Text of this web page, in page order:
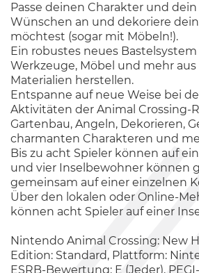
Passe deinen Charakter und
Wünschen an und dekoriere
möchtest (sogar mit Möbeln!).
Ein robustes neues
Werkzeuge, Möbel und mehr
Materialien herstellen.
Entspanne auf neue Weise bei
Aktivitäten der Animal Crossing-
Gartenbau, Angeln, Dekorieren,
charmanten Charakteren und
Bis zu acht Spieler können auf
und vier Inselbewohner können
gemeinsam auf einer einzelnen
Über den lokalen oder Online-
können acht Spieler auf einer
Nintendo Animal Crossing: New
Edition: Standard, Plattform:
ESRB-Bewertung: E (Jeder),